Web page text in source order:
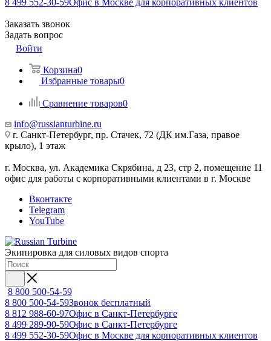
8 499 552-30-59Офис в Москве для корпоративных клиентов
Заказать звонок
Задать вопрос
Войти
Корзина0
Избранные товары0
Сравнение товаров0
info@russianturbine.ru
г. Санкт-Петербург, пр. Стачек, 72 (ДК им.Газа, правое
крыло), 1 этаж
г. Москва, ул. Академика Скрябина, д 23, стр 2, помещение 11
офис для работы с корпоративными клиентами в г. Москве
Вконтакте
Telegram
YouTube
Экипировка для силовых видов спорта
8 800 500-54-59
8 800 500-54-59Звонок бесплатный
8 812 988-60-97Офис в Санкт-Петербурге
8 499 289-90-59Офис в Санкт-Петербурге
8 499 552-30-59Офис в Москве для корпоративных клиентов